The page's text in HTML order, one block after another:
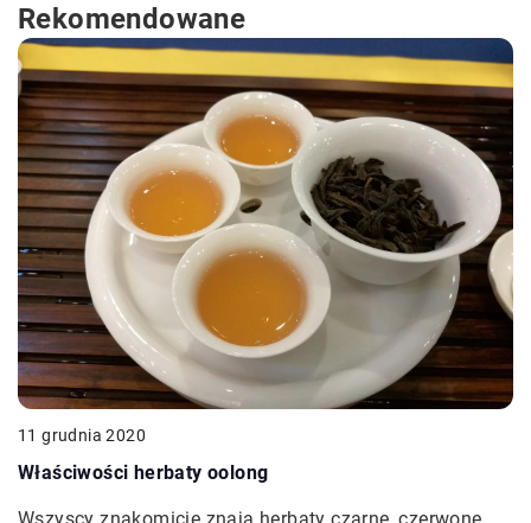
Rekomendowane
11 grudnia 2020
Właściwości herbaty oolong